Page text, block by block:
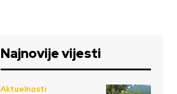
Najnovije vijesti
Aktuelnosti